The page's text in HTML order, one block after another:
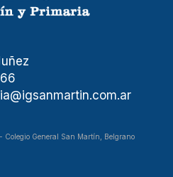
General San Martín, Belgrano